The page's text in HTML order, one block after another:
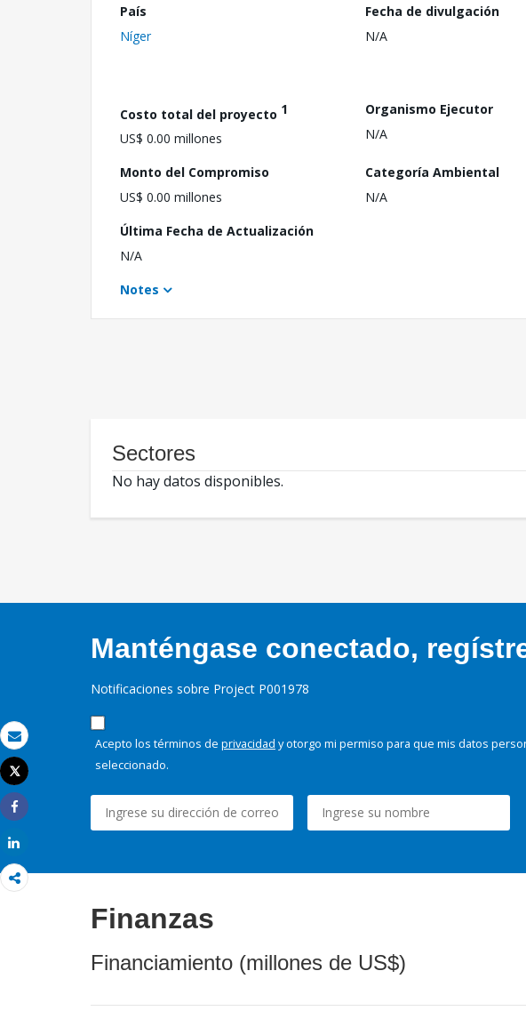
Correo electrónico
Imprimir
Tweet
Share
País
Níger
Fecha de divulgación
N/A
Costo total del proyecto 1
US$ 0.00 millones
Organismo Ejecutor
N/A
Monto del Compromiso
US$ 0.00 millones
Categoría Ambiental
N/A
Última Fecha de Actualización
N/A
Notes
Sectores
No hay datos disponibles.
Manténgase conectado,
Notificaciones sobre Project P001978
Acepto los términos de privacidad y otorgo mi permiso para que mis datos
seleccionado.
Finanzas
Financiamiento (millones de US$)